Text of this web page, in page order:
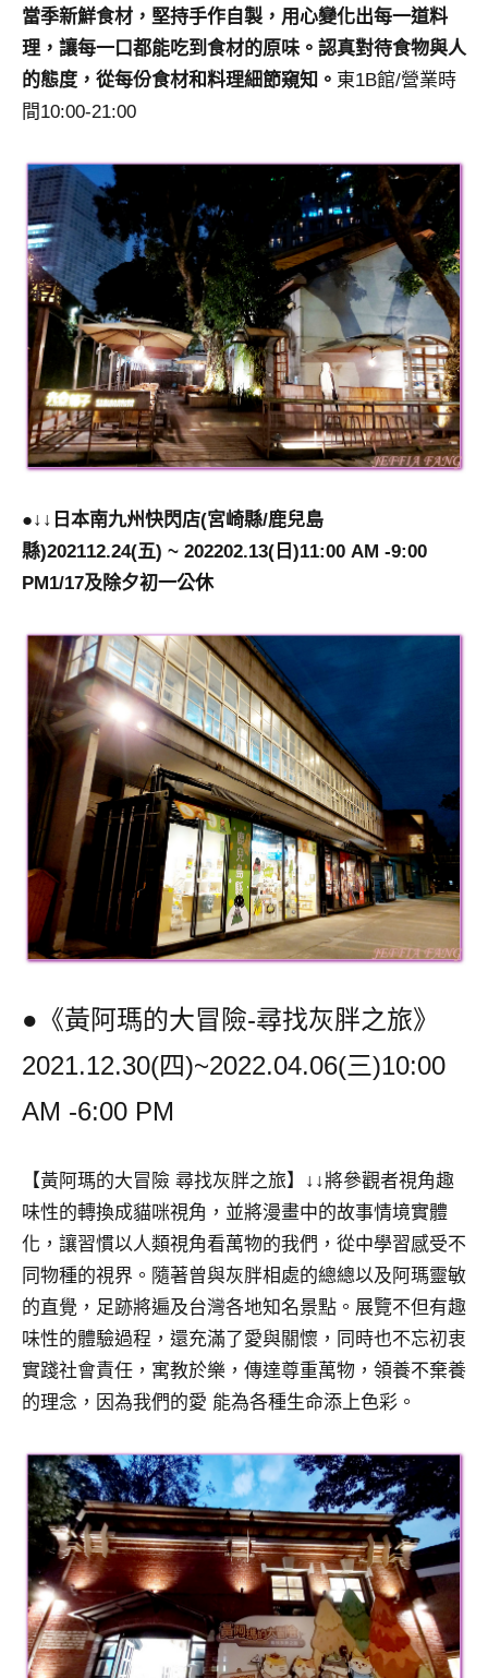
當季新鮮食材，堅持手作自製，用心變化出每一道料
理，讓每一口都能吃到食材的原味。認真對待食物與人
的態度，從每份食材和料理細節窺知。 東1B館/營業時
間10:00-21:00
●↓↓日本南九州快閃店(宮崎縣/鹿兒島
縣)202112.24(五) ~ 202202.13(日)11:00 AM -9:00
PM1/17及除夕初一公休
●《黃阿瑪的大冒險-尋找灰胖之旅》
2021.12.30(四)~2022.04.06(三)10:00
AM -6:00 PM
【黃阿瑪的大冒險 尋找灰胖之旅】 ↓↓將參觀者視角趣
味性的轉換成貓咪視角，並將漫畫中的故事情境實體
化，讓習慣以人類視角看萬物的我們，從中學習感受不
同物種的視界。隨著曾與灰胖相處的總總以及阿瑪靈敏
的直覺，足跡將遍及台灣各地知名景點。展覽不但有趣
味性的體驗過程，還充滿了愛與關懷，同時也不忘初衷
實踐社會責任，寓教於樂，傳達尊重萬物，領養不棄養
的理念，因為我們的愛 能為各種生命添上色彩。